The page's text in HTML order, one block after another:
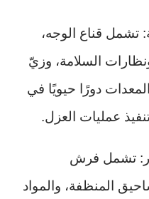
تشمل قناع الوجه،
السلامة، وزيّ
دورًا حيويًا في
عمليات العزل.
تشمل فرش
المنظفة، والمواد